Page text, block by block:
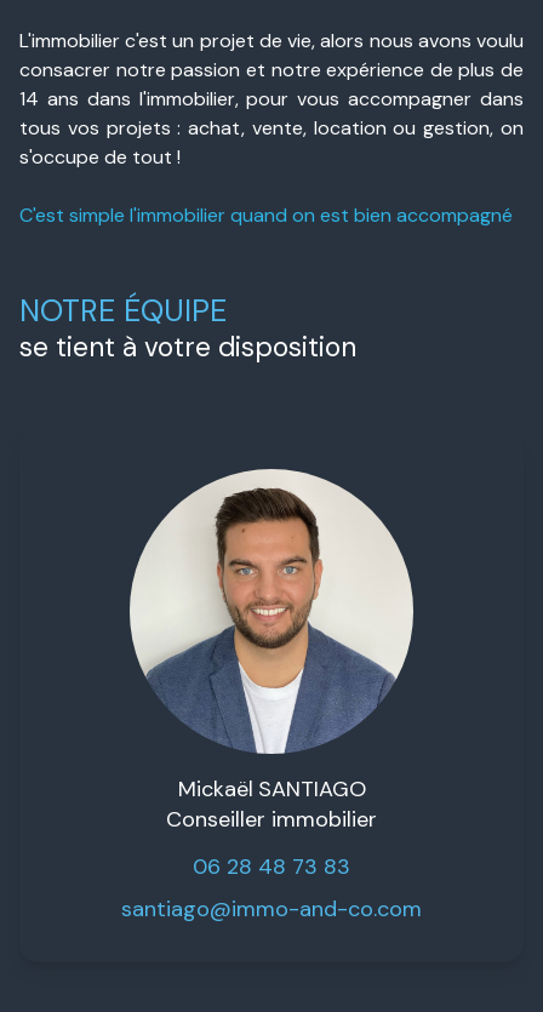
mail
contact
L'immobilier c'est un projet de vie, alors nous avons voulu
consacrer notre passion et notre expérience de plus de
14 ans dans l'immobilier, pour vous accompagner dans
tous vos projets : achat, vente, location ou gestion, on
s'occupe de tout !
C'est simple l'immobilier quand on est bien accompagné
NOTRE ÉQUIPE
se tient à votre disposition
Mickaël SANTIAGO
Conseiller immobilier
06 28 48 73 83
santiago@immo-and-co.com